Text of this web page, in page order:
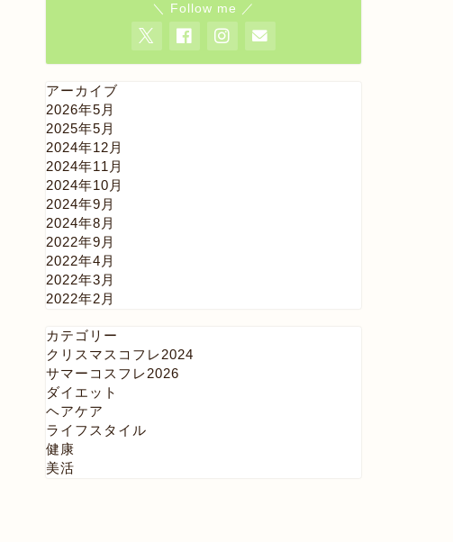
＼ Follow me ／
アーカイブ
2026年5月
2025年5月
2024年12月
2024年11月
2024年10月
2024年9月
2024年8月
2022年9月
2022年4月
2022年3月
2022年2月
カテゴリー
クリスマスコフレ2024
サマーコスフレ2026
ダイエット
ヘアケア
ライフスタイル
健康
美活